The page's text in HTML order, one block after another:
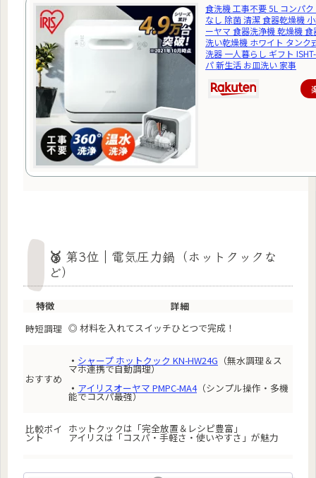
食洗機 工事不要 5L コンパ
なし 除菌 清潔 食器乾燥機
ーヤマ 食器洗浄機 乾燥機
洗い乾燥機 ホワイト タンク
洗器 一人暮らし ギフト
パ 新生活 お皿洗い 家事
🥉 第3位｜電気圧力鍋（ホットクックな
ど）
特徴
詳細
時短調理 ◎ 材料を入れてスイッチひとつで完成！
おすすめ
・ シャープ ホットクック KN-HW24G （無水調理＆ス
マホ連携で自動調理）
・ アイリスオーヤマ PMPC-MA4（シンプル操作・多機
能でコスパ最強）
比較ポイ
ント
ホットクックは「完全放置＆レシピ豊富」
アイリスは「コスパ・手軽さ・使いやすさ」が魅力